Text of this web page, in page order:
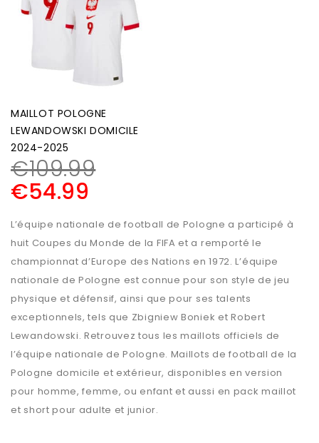
MAILLOT POLOGNE
LEWANDOWSKI DOMICILE
2024-2025
€109.99
€54.99
L’équipe nationale de football de Pologne a participé à
huit Coupes du Monde de la FIFA et a remporté le
championnat d’Europe des Nations en 1972. L’équipe
nationale de Pologne est connue pour son style de jeu
physique et défensif, ainsi que pour ses talents
exceptionnels, tels que Zbigniew Boniek et Robert
Lewandowski. Retrouvez tous les maillots officiels de
l’équipe nationale de Pologne. Maillots de football de la
Pologne domicile et extérieur, disponibles en version
pour homme, femme, ou enfant et aussi en pack maillot
et short pour adulte et junior.